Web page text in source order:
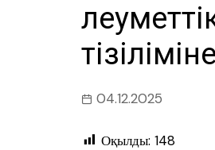
04.12.2025
Оқылды: 148